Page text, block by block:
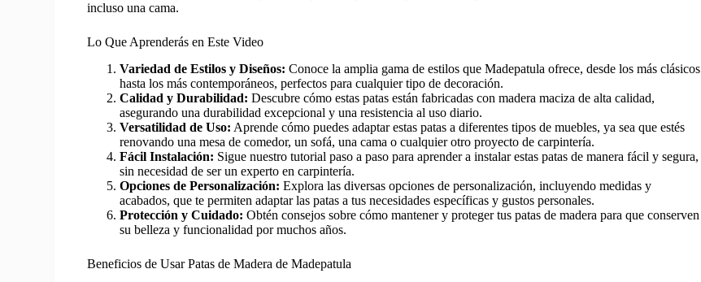
incluso una cama.
Lo Que Aprenderás en Este Video
Variedad de Estilos y Diseños: Conoce la amplia gama de estilos que Madepatula ofrece, desde los más clásicos
hasta los más contemporáneos, perfectos para cualquier tipo de decoración.
Calidad y Durabilidad: Descubre cómo estas patas están fabricadas con madera maciza de alta calidad,
asegurando una durabilidad excepcional y una resistencia al uso diario.
Versatilidad de Uso: Aprende cómo puedes adaptar estas patas a diferentes tipos de muebles, ya sea que estés
renovando una mesa de comedor, un sofá, una cama o cualquier otro proyecto de carpintería.
Fácil Instalación: Sigue nuestro tutorial paso a paso para aprender a instalar estas patas de manera fácil y segura,
sin necesidad de ser un experto en carpintería.
Opciones de Personalización: Explora las diversas opciones de personalización, incluyendo medidas y
acabados, que te permiten adaptar las patas a tus necesidades específicas y gustos personales.
Protección y Cuidado: Obtén consejos sobre cómo mantener y proteger tus patas de madera para que conserven
su belleza y funcionalidad por muchos años.
Beneficios de Usar Patas de Madera de Madepatula